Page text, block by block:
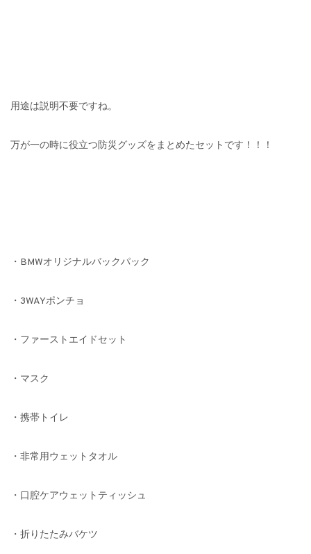
用途は説明不要ですね。
万が一の時に役立つ防災グッズをまとめたセットです！！！
・BMWオリジナルバックパック
・3WAYポンチョ
・ファーストエイドセット
・マスク
・携帯トイレ
・非常用ウェットタオル
・口腔ケアウェットティッシュ
・折りたたみバケツ